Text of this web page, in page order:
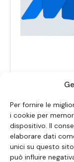
Per fornire le
i cookie per
dispositivo. Il
elaborare dati
unici su questo
può influire